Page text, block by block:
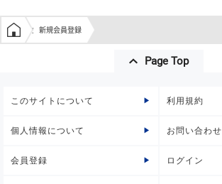
学生の窓口トップ
新規会員登録
Page Top
このサイトについて 利用規約
個人情報について お問い合わせ
会員登録 ログイン